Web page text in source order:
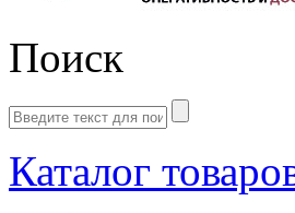
Поиск
Каталог